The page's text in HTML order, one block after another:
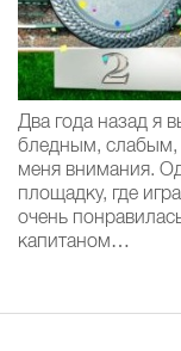
Два года назад я
бледным, слабым,
меня внимания.
площадку, где
очень
капитаном…